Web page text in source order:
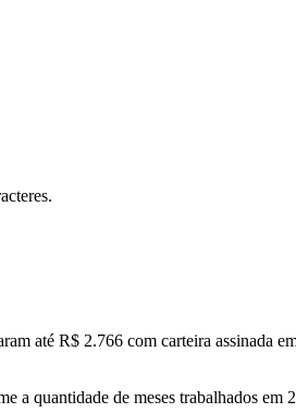
até R$ 2.766 com carteira assinada
quantidade de meses trabalhados